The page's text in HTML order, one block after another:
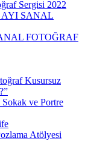
Sergisi 2022
SANAL
FOTOĞRAF
Kusursuz
ve Portre
Atölyesi